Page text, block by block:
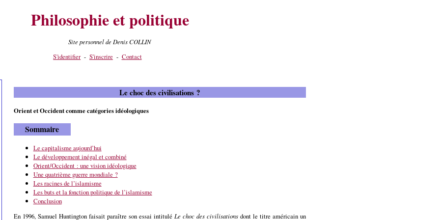
Philosophie et politique
Site personnel de Denis COLLIN
S'identifier - S'inscrire - Contact
Le choc des civilisations ?
Orient et Occident comme catégories idéologiques
Sommaire
Le capitalisme aujourd’hui
Le développement inégal et combiné
Orient/Occident : une vision idéologique
Une quatrième guerre mondiale ?
Les racines de l’islamisme
Les buts et la fonction politique de l’islamisme
Conclusion
En 1996, Samuel Huntington faisait paraître son essai intitulé Le choc des civilisationsdont le titre américain un